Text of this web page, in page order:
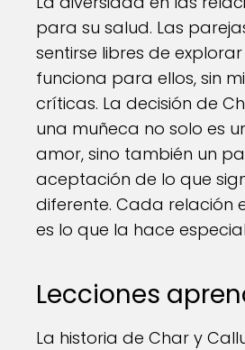
para su salud. Las
sentirse libres de
funciona para ellos, sin
críticas. La decisión de
una muñeca no solo es
amor, sino también un
aceptación de lo que
diferente. Cada relación
es lo que la hace
Lecciones
La historia de Char y